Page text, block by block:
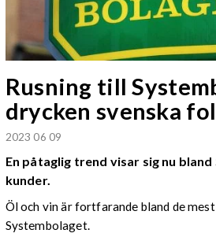
Rusning till
drycken svenska
2023 06 09
En påtaglig trend visar sig nu
kunder.
Öl och vin är fortfarande bland de
Systembolaget.